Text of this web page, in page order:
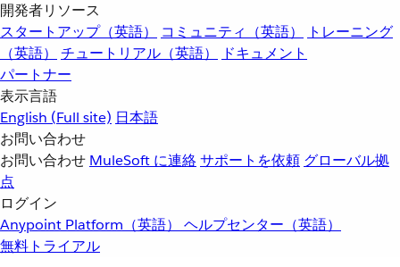
開発者リソース
スタートアップ（英語）
コミュニティ（英語）
トレーニング
（英語）
チュートリアル（英語）
ドキュメント
パートナー
表示言語
English (Full site) 日本語
お問い合わせ
お問い合わせ MuleSoft に連絡サポートを依頼 グローバル拠
点
ログイン
Anypoint Platform（英語） ヘルプセンター（英語）
無料トライアル